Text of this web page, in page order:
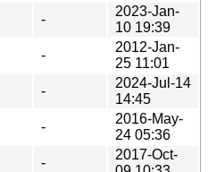
-
2023-Jan-
10 19:39
-
2012-Jan-
25 11:01
-
2024-Jul-14
14:45
-
2016-May-
24 05:36
-
2017-Oct-